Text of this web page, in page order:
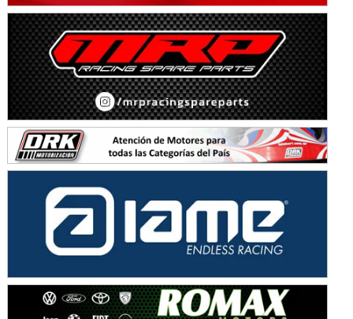
KDO - F6
Ciudad de Trenque Lauquen (Asfalto)
Trenque Lauquen (Buenos Aires)
ENTRERRIANO - F6 (POSTERGADA)
Parque de la Velocidad (Asfalto)
Villaguay (Entre Ríos)
VICTORIENSE - F7
El Cerro (Tierra)
PATAGONICO - F6
Moto Club Reginense (Tierra)
Gral. E. Godoy (Río Negro)
Juventud Unida (Tierra)
Humboldt (Santa Fe)